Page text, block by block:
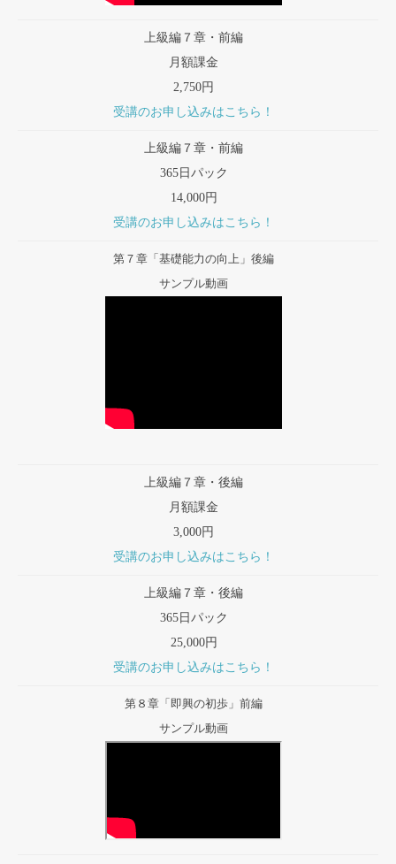
上級編７章・前編
月額課金
2,750円
受講のお申し込みはこちら！
上級編７章・前編
365日パック
14,000円
受講のお申し込みはこちら！
第７章「基礎能力の向上」後編
サンプル動画
上級編７章・後編
月額課金
3,000円
受講のお申し込みはこちら！
上級編７章・後編
365日パック
25,000円
受講のお申し込みはこちら！
第８章「即興の初歩」前編
サンプル動画